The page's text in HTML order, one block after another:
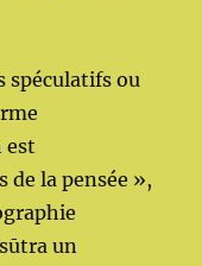
spéculatifs ou
est
de la pensée »,
un